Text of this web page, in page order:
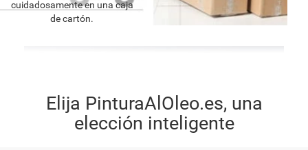
cuidadosamente en una caja
de cartón.
Elija PinturaAlOleo.es, una
elección inteligente